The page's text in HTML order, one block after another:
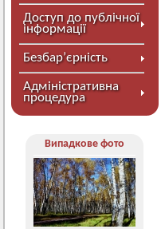
Доступ до публічної
інформації
Безбар’єрність
Адміністративна
процедура
Випадкове фото